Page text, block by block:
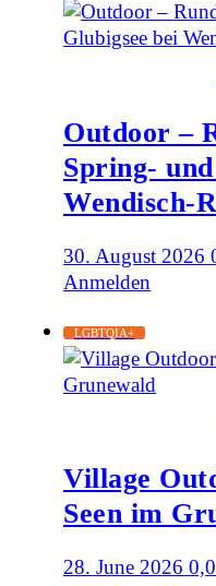
Outdoor –
Spring-
Wendisch-
30. August 2026
Anmelden
LGBTQIA+
Village
Seen im
28. June 2026